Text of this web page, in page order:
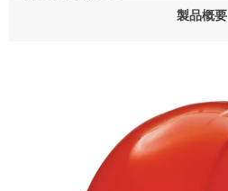
製品概要